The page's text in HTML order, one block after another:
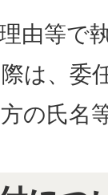
由等で
は、委
の氏名